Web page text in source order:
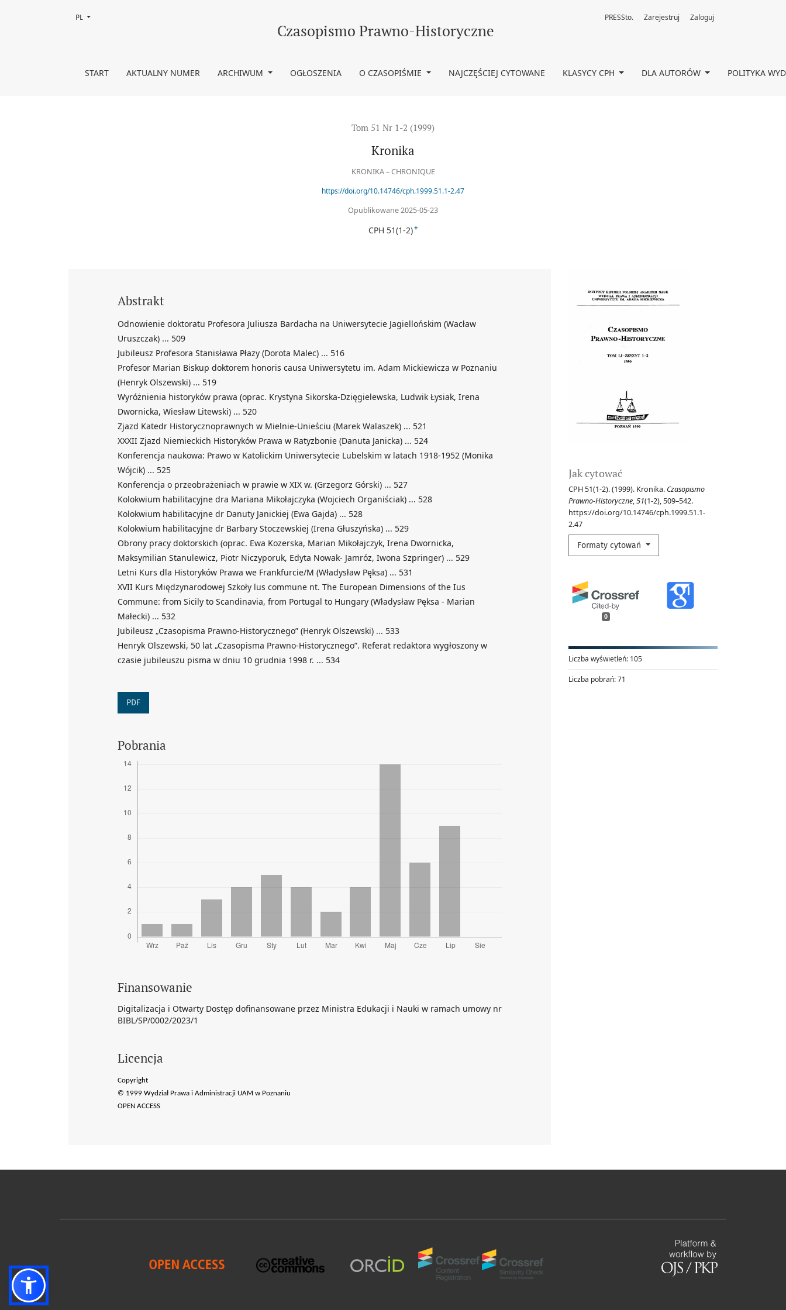
Kronika Czasopismo Prawno-Historyczne
START AKTUALNY NUMER ARCHIWUM OGŁOSZENIA O CZASOPIŚMIE NAJCZĘŚCIEJ CYTOWANE KLASYCY CPH DLA AUTORÓW POLITYKA
PRESSto. Zarejestruj Zaloguj
Zmień język, obecnie wybrany to:
PL
Tom 51 Nr 1-2 (1999)
Kronika
KRONIKA – CHRONIQUE
https://doi.org/10.14746/cph.1999.51.1-2.47
Opublikowane 2025-05-23
CPH 51(1-2)+
Jak cytować
CPH 51(1-2). (1999). Kronika. Czasopismo
Prawno-Historyczne,51(1-2), 509–542.
https://doi.org/10.14746/cph.1999.51.1-
2.47
Formaty cytowań
0
Liczba wyświetleń: 105
Liczba pobrań:71
Abstrakt
Odnowienie doktoratu Profesora Juliusza Bardacha na Uniwersytecie Jagiellońskim (Wacław
Uruszczak) ... 509
Jubileusz Profesora Stanisława Płazy (Dorota Malec) ... 516
Profesor Marian Biskup doktorem honoris causa Uniwersytetu im. Adam Mickiewicza w Poznaniu
(Henryk Olszewski) ... 519
Wyróżnienia historyków prawa (oprac. Krystyna Sikorska-Dzięgielewska, Ludwik Łysiak, Irena
Dwornicka, Wiesław Litewski) ... 520
Zjazd Katedr Historycznoprawnych w Mielnie-Unieściu (Marek Walaszek) ... 521
XXXII Zjazd Niemieckich Historyków Prawa w Ratyzbonie (Danuta Janicka) ... 524
Konferencja naukowa: Prawo w Katolickim Uniwersytecie Lubelskim w latach 1918-1952 (Monika
Wójcik) ... 525
Konferencja o przeobrażeniach w prawie w XIX w. (Grzegorz Górski) ... 527
Kolokwium habilitacyjne dra Mariana Mikołajczyka (Wojciech Organiściak) ... 528
Kolokwium habilitacyjne dr Danuty Janickiej (Ewa Gajda) ... 528
Kolokwium habilitacyjne dr Barbary Stoczewskiej (Irena Głuszyńska) ... 529
Obrony pracy doktorskich (oprac. Ewa Kozerska, Marian Mikołajczyk, Irena Dwornicka,
Maksymilian Stanulewicz, Piotr Niczyporuk, Edyta Nowak- Jamróz, Iwona Szpringer) ... 529
Letni Kurs dla Historyków Prawa we Frankfurcie/M (Władysław Pęksa) ... 531
XVII Kurs Międzynarodowej Szkoły lus commune nt. The European Dimensions of the Ius
Commune: from Sicily to Scandinavia, from Portugal to Hungary (Władysław Pęksa - Marian
Małecki) ... 532
Jubileusz „Czasopisma Prawno-Historycznego” (Henryk Olszewski) ... 533
Henryk Olszewski, 50 lat „Czasopisma Prawno-Historycznego”. Referat redaktora wygłoszony w
czasie jubileuszu pisma w dniu 10 grudnia 1998 r. ... 534
PDF
Pobrania
Finansowanie
Digitalizacja i Otwarty Dostęp dofinansowane przez Ministra Edukacji i Nauki w ramach umowy nr
BIBL/SP/0002/2023/1
Licencja
Copyright
© 1999 Wydział Prawa i Administracji UAM w Poznaniu
OPEN ACCESS